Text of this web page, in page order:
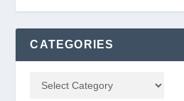
CATEGORIES